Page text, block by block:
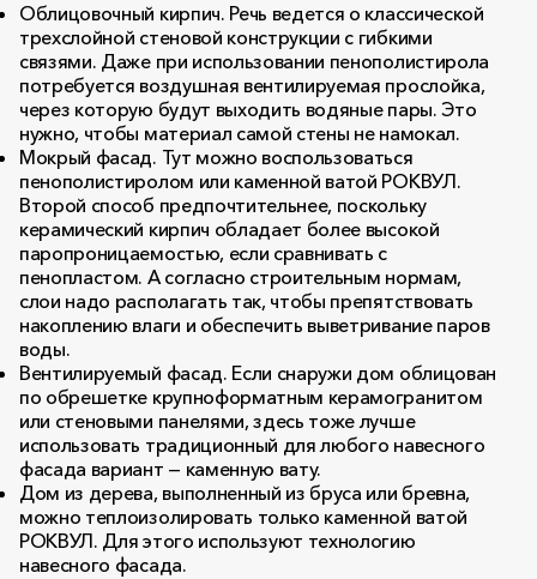
Облицовочный кирпич. Речь ведется о классической
трехслойной стеновой конструкции с гибкими
связями. Даже при использовании пенополистирола
потребуется воздушная вентилируемая прослойка,
через которую будут выходить водяные пары. Это
нужно, чтобы материал самой стены не намокал.
Мокрый фасад. Тут можно воспользоваться
пенополистиролом или каменной ватой РОКВУЛ.
Второй способ предпочтительнее, поскольку
керамический кирпич обладает более высокой
паропроницаемостью, если сравнивать с
пенопластом. А согласно строительным нормам,
слои надо располагать так, чтобы препятствовать
накоплению влаги и обеспечить выветривание паров
воды.
Вентилируемый фасад. Если снаружи дом облицован
по обрешетке крупноформатным керамогранитом
или стеновыми панелями, здесь тоже лучше
использовать традиционный для любого навесного
фасада вариант — каменную вату.
Дом из дерева, выполненный из бруса или бревна,
можно теплоизолировать только каменной ватой
РОКВУЛ. Для этого используют технологию
навесного фасада.